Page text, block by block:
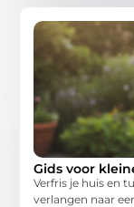
Gids voor
Verfris je huis en
verlangen naar